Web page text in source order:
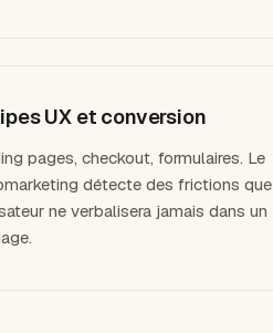
UX et conversion
pages, checkout, formulaires. Le
détecte des frictions que
ne verbalisera jamais dans un